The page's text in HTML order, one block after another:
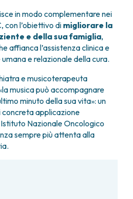
in modo complementare nei
con l’obiettivo di migliorare la
e della sua famiglia,
affianca l’assistenza clinica e
e relazionale della cura.
e musicoterapeuta
musica può accompagnare
minuto della sua vita»: un
applicazione
Nazionale Oncologico
sempre più attenta alla